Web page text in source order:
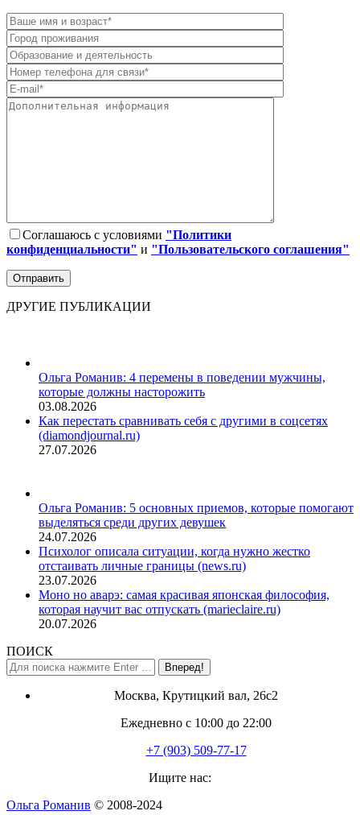
Соглашаюсь с условиями "Политики
конфиденциальности" и "Пользовательского соглашения"
ДРУГИЕ ПУБЛИКАЦИИ
Ольга Романив: 4 перемены в поведении мужчины,
которые должны насторожить
03.08.2026
Как перестать сравнивать себя с другими в соцсетях
(diamondjournal.ru)
27.07.2026
Ольга Романив: 5 основных приемов, которые помогают
выделяться среди других девушек
24.07.2026
Психолог описала ситуации, когда нужно жестко
отстаивать личные границы (news.ru)
23.07.2026
Моно но аварэ: самая красивая японская философия,
которая научит вас отпускать (marieclaire.ru)
20.07.2026
ПОИСК
Поиск:
Москва, Крутицкий вал, 26с2
Ежедневно с 10:00 до 22:00
+7 (903) 509-77-17
Ищите нас:
Ольга Романив © 2008-2024